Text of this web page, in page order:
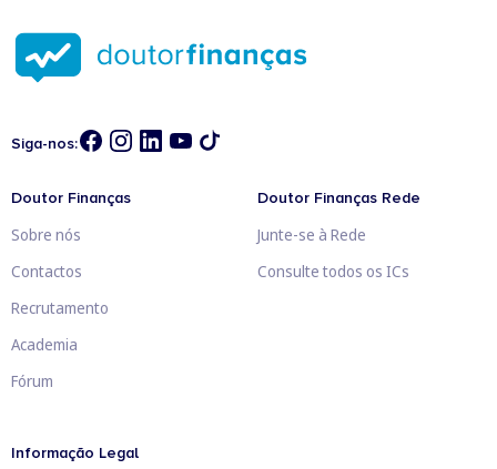
Siga-nos:
Doutor Finanças
Sobre nós
Contactos
Recrutamento
Academia
Fórum
Doutor Finanças Rede
Junte-se à Rede
Consulte todos os ICs
Informação Legal